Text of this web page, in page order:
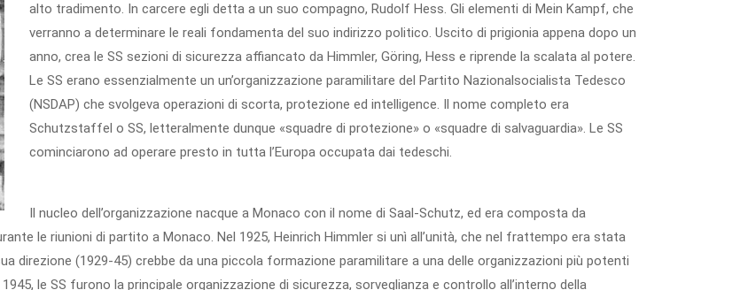
alto tradimento. In carcere egli detta a un suo compagno, Rudolf Hess. Gli elementi di Mein Kampf, che
verranno a determinare le reali fondamenta del suo indirizzo politico. Uscito di prigionia appena dopo un
anno, crea le SS sezioni di sicurezza affiancato da Himmler, Göring, Hess e riprende la scalata al potere.
Le SS erano essenzialmente un un’organizzazione paramilitare del Partito Nazionalsocialista Tedesco
(NSDAP) che svolgeva operazioni di scorta, protezione ed intelligence. Il nome completo era
Schutzstaffel o SS, letteralmente dunque «squadre di protezione» o «squadre di salvaguardia». Le SS
cominciarono ad operare presto in tutta l’Europa occupata dai tedeschi.
Il nucleo dell’organizzazione nacque a Monaco con il nome di Saal-Schutz, ed era composta da
le riunioni di partito a Monaco. Nel 1925, Heinrich Himmler si unì all’unità, che nel frattempo era stata
direzione (1929-45) crebbe da una piccola formazione paramilitare a una delle organizzazioni più potenti
le SS furono la principale organizzazione di sicurezza, sorveglianza e controllo all’interno della